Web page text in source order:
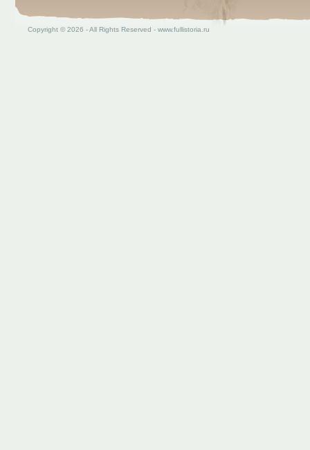
Copyright © 2026 - All Rights Reserved - www.fullistoria.ru